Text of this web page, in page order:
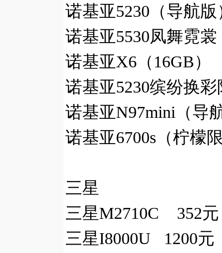
诺基亚5230（导航
诺基亚5530凤舞霓
诺基亚X6（16GB
诺基亚5230缤纷换
诺基亚N97mini（导
诺基亚6700s（柠檬
三星
三星M2710C 352
三星I8000U 1200